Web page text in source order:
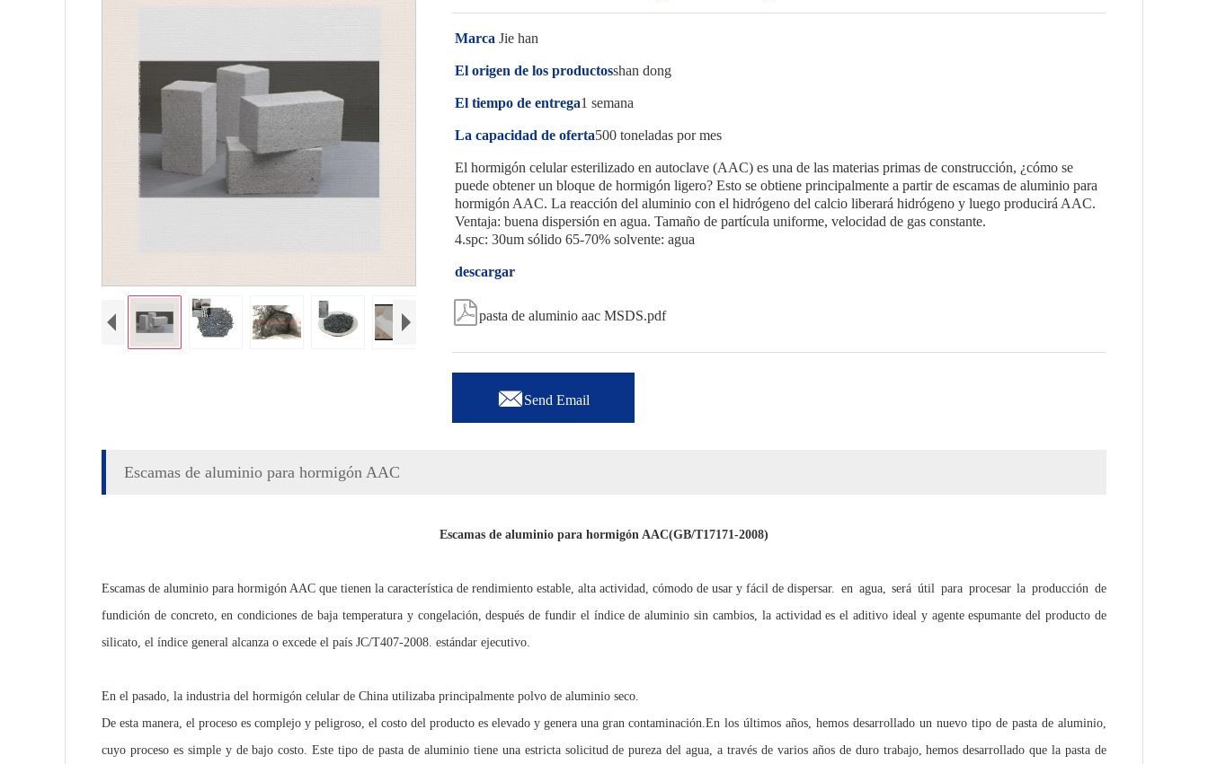
Marca Jie han
El origen de los productosshan dong
El tiempo de entrega1 semana
La capacidad de oferta500 toneladas por mes
El hormigón celular esterilizado en autoclave (AAC) es una de las materias primas de construcción, ¿cómo se
puede obtener un bloque de hormigón ligero? Esto se obtiene principalmente a partir de escamas de aluminio para
hormigón AAC. La reacción del aluminio con el hidrógeno del calcio liberará hidrógeno y luego producirá AAC.
Ventaja: buena dispersión en agua. Tamaño de partícula uniforme, velocidad de gas constante.
4.spc: 30um sólido 65-70% solvente: agua
descargar
pasta de aluminio aac MSDS.pdf
Send Email
Escamas de aluminio para hormigón AAC
Escamas de aluminio para hormigón AAC(GB/T17171-2008)
Escamas de aluminio para hormigón AAC que tienen la característica de rendimiento estable, alta actividad, cómodo de usar y fácil de dispersar.
en agua, será útil para procesar la producción de
fundición de concreto, en condiciones de baja temperatura y congelación, después de fundir el índice de aluminio sin cambios, la actividad es el aditivo ideal y agente espumante del producto de
silicato, el índice general alcanza o excede el país JC/T407-2008. estándar ejecutivo.
En el pasado, la industria del hormigón celular de China utilizaba principalmente polvo de aluminio seco.
De esta manera, el proceso es complejo y peligroso, el costo del producto es elevado y genera una gran contaminación. En los últimos años, hemos desarrollado un nuevo tipo de pasta de aluminio,
cuyo proceso es simple y de bajo costo. Este tipo de pasta de aluminio tiene una estricta solicitud de pureza del agua, a través de varios años de duro trabajo, hemos desarrollado que la pasta de